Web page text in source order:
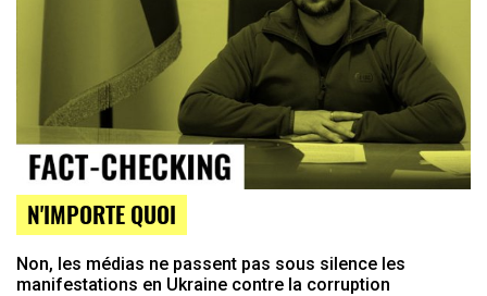
N'IMPORTE QUOI
Non, les médias ne passent pas sous silence les
manifestations en Ukraine contre la corruption